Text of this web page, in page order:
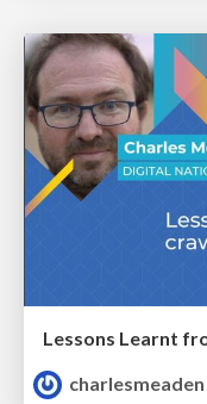
Lessons Learnt
charlesmeaden